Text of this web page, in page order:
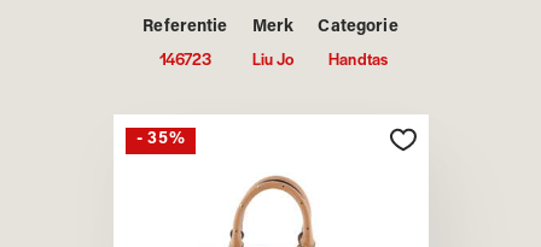
Referentie
146723
Merk
Liu Jo
Categorie
Handtas
- 35%